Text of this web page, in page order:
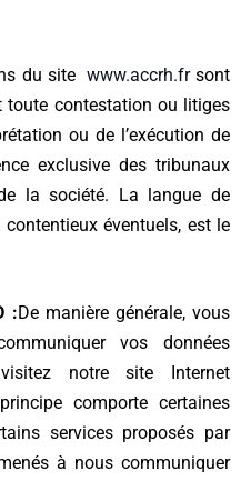
du site www.accrh.frsont
toute contestation ou litiges
ou de l’exécution de
exclusive des tribunaux
la société. La langue de
éventuels, est le
:De manière générale, vous
vos données
notre site Internet
comporte certaines
services proposés par
à nous communiquer